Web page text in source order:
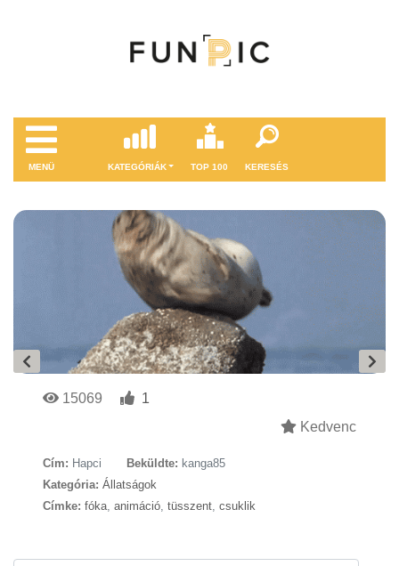
MENÜ KATEGÓRIÁK TOP 100 KERESÉS
15069
1
Kedvenc
Cím: Hapci Beküldte: kanga85
Kategória: Állatságok
Címke: fóka, animáció, tüsszent, csuklik